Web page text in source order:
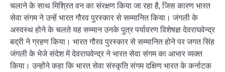
चलाने के साथ मिश्रित वन का संरक्षण किया जा रहा है, जिस कारण भारत
सेवा संगम ने उन्हें भारत गौरव पुरस्कार से सम्मानित किया। जंगली के
अस्वस्थ होने के चलते यह सम्मान उनके पुत्र पर्यावरण विशेषज्ञ देवराघवेन्द्र
बद्री ने ग्रहण किया। भारत गौरव पुरस्कार से सम्मानित होने पर जगत सिंह
जंगली के भेजे संदेश में देवराघवेन्द्र ने भारत सेवा संगम का आभार व्यक्त
किया। उन्होंने कहा कि भारत सेवा संस्कृति संगम दक्षिण भारत के कर्नाटक